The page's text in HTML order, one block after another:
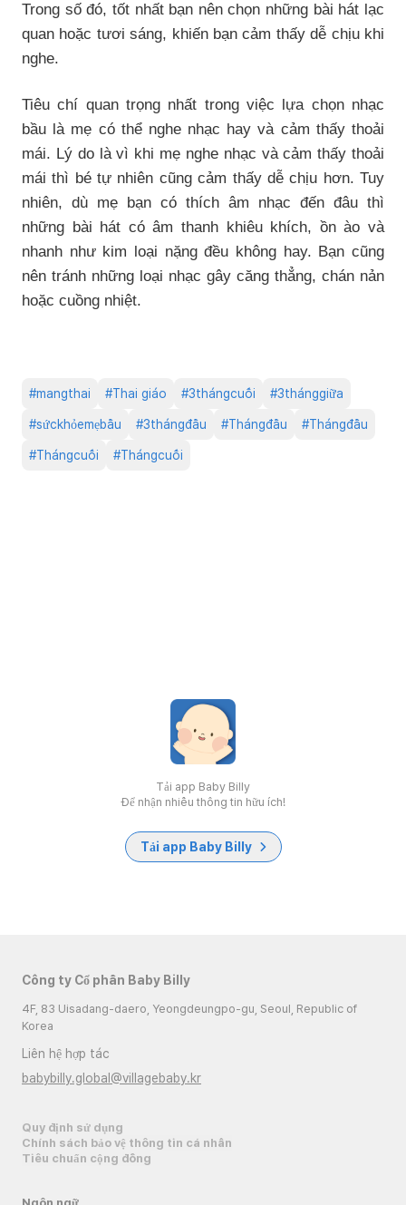
Trong số đó, tốt nhất bạn nên chọn những bài hát lạc
quan hoặc tươi sáng, khiến bạn cảm thấy dễ chịu khi
nghe.
Tiêu chí quan trọng nhất trong việc lựa chọn nhạc
bầu là mẹ có thể nghe nhạc hay và cảm thấy thoải
mái. Lý do là vì khi mẹ nghe nhạc và cảm thấy thoải
mái thì bé tự nhiên cũng cảm thấy dễ chịu hơn. Tuy
nhiên, dù mẹ bạn có thích âm nhạc đến đâu thì
những bài hát có âm thanh khiêu khích, ồn ào và
nhanh như kim loại nặng đều không hay. Bạn cũng
nên tránh những loại nhạc gây căng thẳng, chán nản
hoặc cuồng nhiệt.
#mangthai #Thai giáo #3thángcuối #3thánggiữa
#sứckhỏemẹbầu #3thángđầu #Thángđầu #Thángđầu
#Thángcuối #Thángcuối
Tải app Baby Billy
Để nhận nhiều thông tin hữu ích!
Tải app Baby Billy
Công ty Cổ phần Baby Billy
4F, 83 Uisadang-daero, Yeongdeungpo-gu, Seoul, Republic of
Korea
Liên hệ hợp tác
babybilly.global@villagebaby.kr
Quy định sử dụng
Chính sách bảo vệ thông tin cá nhân
Tiêu chuẩn cộng đồng